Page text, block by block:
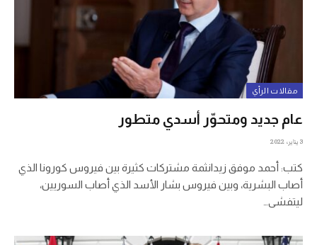
مقالات الرأي
عام جديد ومتحوّر أسدي متطور
3 يناير، 2022
كتب: أحمد موفق زيدانثمة مشتركات كثيرة بين فيروس كورونا الذي
أصاب البشرية، وبين فيروس بشار الأسد الذي أصاب السوريين،
ليتفشى…